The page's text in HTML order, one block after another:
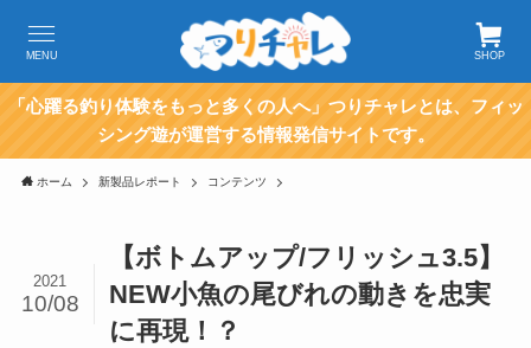
SHOP
MENU
「心躍る釣り体験をもっと多くの人へ」つりチャレとは、フィッ
シング遊が運営する情報発信サイトです。
ホーム 新製品レポート コンテンツ
【ボトムアップ/フリッシュ3.5】
NEW小魚の尾びれの動きを忠実
に再現！？
2021
10/08